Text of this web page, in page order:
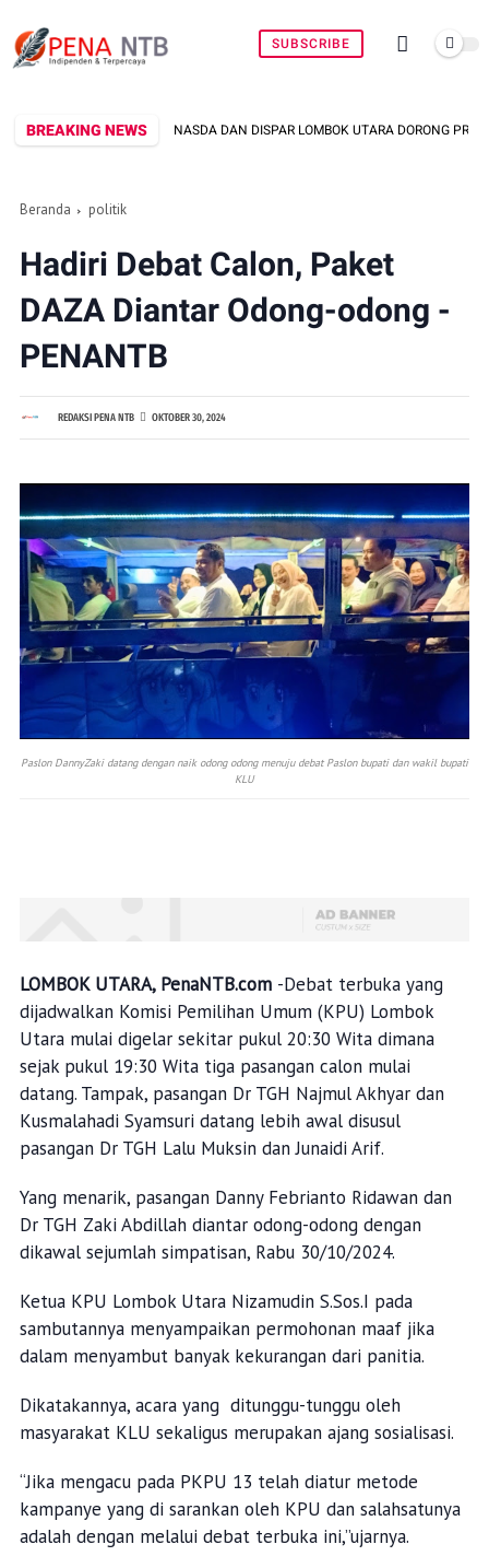
SUBSCRIBE
BREAKING NEWS
DAN DISPAR LOMBOK UTARA DORONG PROMOSI WASTRA LOKAL LEWAT
Beranda politik
Hadiri Debat Calon, Paket
DAZA Diantar Odong-odong -
PENANTB
REDAKSI PENA NTB OKTOBER 30, 2024
Paslon DannyZaki datang dengan naik odong odong menuju debat Paslon bupati dan wakil bupati
KLU
LOMBOK UTARA, PenaNTB.com -Debat terbuka yang
dijadwalkan Komisi Pemilihan Umum (KPU) Lombok
Utara mulai digelar sekitar pukul 20:30 Wita dimana
sejak pukul 19:30 Wita tiga pasangan calon mulai
datang. Tampak, pasangan Dr TGH Najmul Akhyar dan
Kusmalahadi Syamsuri datang lebih awal disusul
pasangan Dr TGH Lalu Muksin dan Junaidi Arif.
Yang menarik, pasangan Danny Febrianto Ridawan dan
Dr TGH Zaki Abdillah diantar odong-odong dengan
dikawal sejumlah simpatisan, Rabu 30/10/2024.
Ketua KPU Lombok Utara Nizamudin S.Sos.I pada
sambutannya menyampaikan permohonan maaf jika
dalam menyambut banyak kekurangan dari panitia.
Dikatakannya, acara yang ditunggu-tunggu oleh
masyarakat KLU sekaligus merupakan ajang sosialisasi.
“Jika mengacu pada PKPU 13 telah diatur metode
kampanye yang di sarankan oleh KPU dan salahsatunya
adalah dengan melalui debat terbuka ini,”ujarnya.